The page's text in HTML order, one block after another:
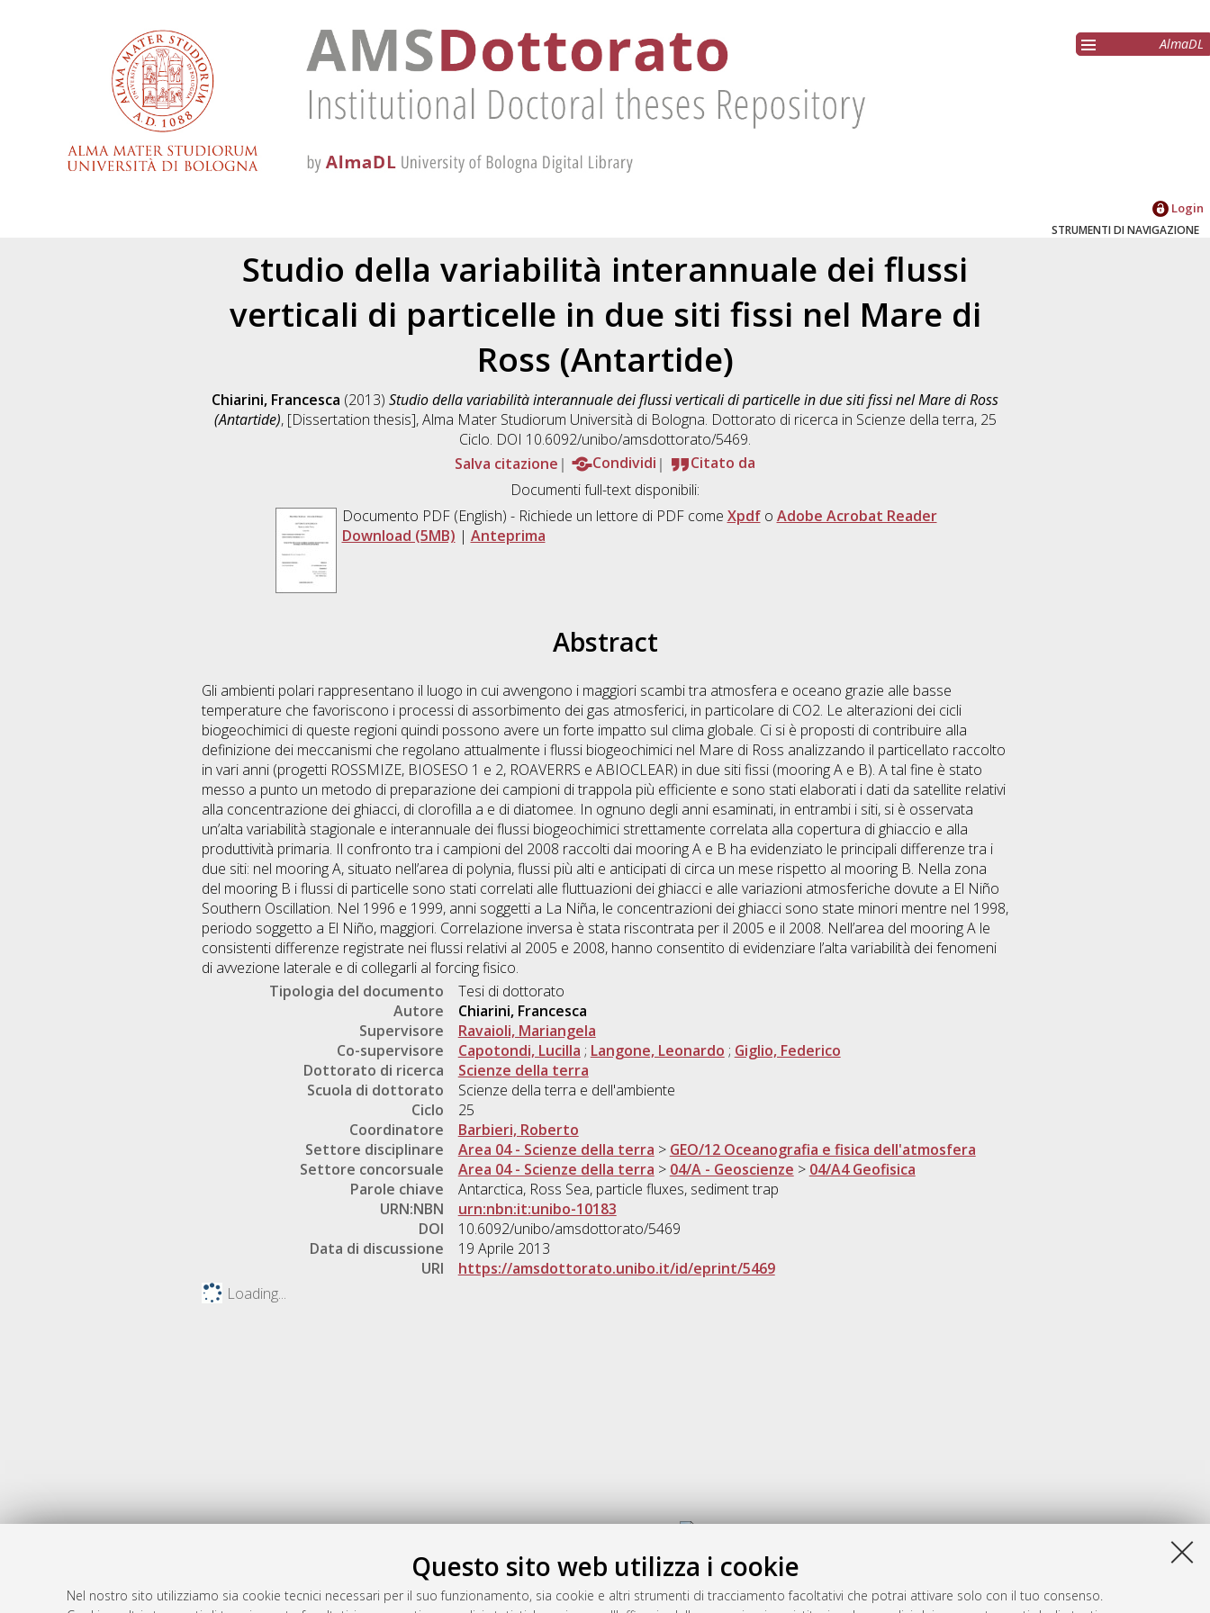
Questo sito web utilizza i cookie
Nel nostro sito utilizziamo sia cookie tecnici necessari per il suo funzionamento, sia cookie e altri strumenti di tracciamento facoltativi che potrai attivare solo con il tuo consenso.
AlmaDL
Login
STRUMENTI DI NAVIGAZIONE
Studio della variabilità interannuale dei flussi
verticali di particelle in due siti fissi nel Mare di
Ross (Antartide)
Chiarini, Francesca (2013) Studio della variabilità interannuale dei flussi verticali di particelle in due siti fissi nel Mare di Ross
(Antartide), [Dissertation thesis], Alma Mater Studiorum Università di Bologna. Dottorato di ricerca in Scienze della terra, 25
Ciclo. DOI 10.6092/unibo/amsdottorato/5469.
Salva citazione
Condividi
Citato da
Documenti full-text disponibili:
Documento PDF(English) - Richiede un lettore di PDF come Xpdfo Adobe Acrobat Reader
Download (5MB) | Anteprima
Abstract
Gli ambienti polari rappresentano il luogo in cui avvengono i maggiori scambi tra atmosfera e oceano grazie alle basse
temperature che favoriscono i processi di assorbimento dei gas atmosferici, in particolare di CO2. Le alterazioni dei cicli
biogeochimici di queste regioni quindi possono avere un forte impatto sul clima globale. Ci si è proposti di contribuire alla
definizione dei meccanismi che regolano attualmente i flussi biogeochimici nel Mare di Ross analizzando il particellato raccolto
in vari anni (progetti ROSSMIZE, BIOSESO 1 e 2, ROAVERRS e ABIOCLEAR) in due siti fissi (mooring A e B). A tal fine è stato
messo a punto un metodo di preparazione dei campioni di trappola più efficiente e sono stati elaborati i dati da satellite relativi
alla concentrazione dei ghiacci, di clorofilla a e di diatomee. In ognuno degli anni esaminati, in entrambi i siti, si è osservata
un’alta variabilità stagionale e interannuale dei flussi biogeochimici strettamente correlata alla copertura di ghiaccio e alla
produttività primaria. Il confronto tra i campioni del 2008 raccolti dai mooring A e B ha evidenziato le principali differenze tra i
due siti: nel mooring A, situato nell’area di polynia, flussi più alti e anticipati di circa un mese rispetto al mooring B. Nella zona
del mooring B i flussi di particelle sono stati correlati alle fluttuazioni dei ghiacci e alle variazioni atmosferiche dovute a El Niño
Southern Oscillation. Nel 1996 e 1999, anni soggetti a La Niña, le concentrazioni dei ghiacci sono state minori mentre nel 1998,
periodo soggetto a El Niño, maggiori. Correlazione inversa è stata riscontrata per il 2005 e il 2008. Nell’area del mooring A le
consistenti differenze registrate nei flussi relativi al 2005 e 2008, hanno consentito di evidenziare l’alta variabilità dei fenomeni
di avvezione laterale e di collegarli al forcing fisico.
Tipologia del documento
Tesi di dottorato
Autore
Chiarini, Francesca
Supervisore
Ravaioli, Mariangela
Co-supervisore
Capotondi, Lucilla ; Langone, Leonardo ; Giglio, Federico
Dottorato di ricerca
Scienze della terra
Scuola di dottorato
Scienze della terra e dell'ambiente
Ciclo
25
Coordinatore
Barbieri, Roberto
Settore disciplinare
Area 04 - Scienze della terra > GEO/12 Oceanografia e fisica dell'atmosfera
Settore concorsuale
Area 04 - Scienze della terra > 04/A - Geoscienze > 04/A4 Geofisica
Parole chiave
Antarctica, Ross Sea, particle fluxes, sediment trap
URN:NBN
urn:nbn:it:unibo-10183
DOI
10.6092/unibo/amsdottorato/5469
Data di discussione
19 Aprile 2013
URI
https://amsdottorato.unibo.it/id/eprint/5469
Loading...
Atom AMS Dottorato